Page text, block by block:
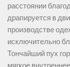
расстоянии
драпируется в
производстве
исключительно
Тончайший пух